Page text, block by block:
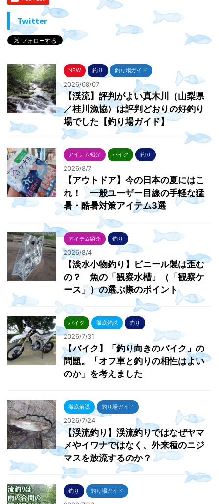
Twitter
NEW 釣り 釣り場ガイド
2026/08/07
【渓流】評判がよい真木川（山梨県
／桂川漁協）は評判どおりの好釣り
場でした【釣り場ガイド】
アイテム紹介 バイク 釣り
2026/8/7
【アウトドア】今の日本の夏にはこ
れ！ 一般ユーザー目線の手軽な猛
暑・酷暑対策アイテム3選
アイテム紹介 釣り
2026/8/4
【淡水小物釣り】ビニール製は歪む
の？ 魚の「観察水槽」（「観察ケ
ース」）の選ぶ際のポイント
バイク 徹底解説 釣り
2026/7/31
【バイク】「釣り向きのバイク」の
問題。「オフ車と釣りの相性はよい
のか」を考えました
徹底解説 釣り場ガイド
2026/7/24
【渓流釣り】渓流釣りではなぜヤマ
メやイワナではなく、外来種のニジ
マスを放流するのか？
釣り 釣り場ガイド